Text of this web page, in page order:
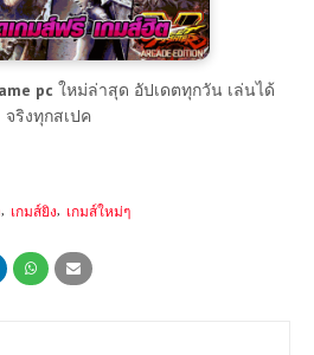
pc ใหม่ล่าสุด อัปเดตทุกวัน เล่นได้
จริงทุกสเปค
เกมส์ยิง เกมส์ใหม่ๆ